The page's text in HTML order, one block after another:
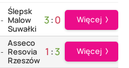
-
Ślepsk
Malow
Suwałki
3:0 Więcej
-
Asseco
Resovia
Rzeszów
1 :3 Więcej